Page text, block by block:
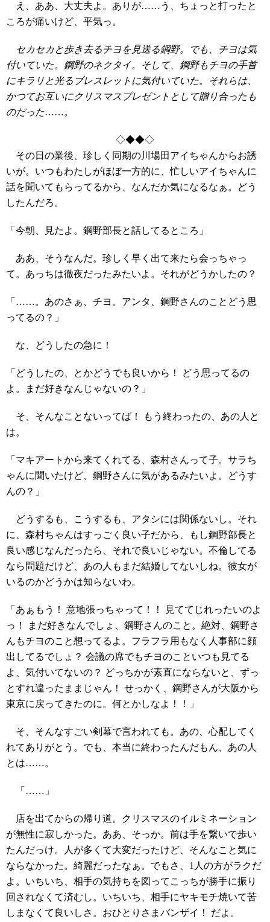
え、ああ、大丈夫よ。ありが……う、ちょっと打ったと
ころが痛いけど、平気っ。
セカセカと歩き去るチヨを見送る鋼野。でも、チヨは気
付いていた。鋼野のネクタイ。そして、鋼野もチヨの手首
にキラリと光るブレスレットに気付いていた。それらは、
かつてお互いにクリスマスプレゼントとして贈り合ったも
のだった……。
◇◆◆◇
その日の業後、珍しく同期の川場田アイちゃんからお誘
いが。いつもわたしがほぼ一方的に、忙しいアイちゃんに
話を聞いてもらってるから、なんだか気になるなぁ。どう
したんだろ。
「今朝、見たよ。鋼野部長と話してるところ」
ああ、そうなんだ。珍しく早く出て来たら会っちゃっ
て。あっちは徹夜だったみたいよ。それがどうかしたの？
「……。あのさぁ、チヨ。アンタ、鋼野さんのことどう思
ってるの？」
な、どうしたの急に！
「どうしたの、とかどうでも良いから！ どう思ってるの
よ。まだ好きなんじゃないの？」
そ、そんなことないってば！ もう終わったの、あの人と
は。
「マキアートから来てくれてる、森村さんって子。サラち
ゃんに聞いたけど、鋼野さんに気があるみたいよ。どうす
んの？」
どうするも、こうするも、アタシには関係ないし。それ
に、森村ちゃんはすっごく良い子だから、もし鋼野部長と
良い感じなんだったら、それで良いじゃない。不倫してる
なら問題だけど、あの人もまだ結婚してないしね。彼女が
いるのかどうかは知らないわ。
「あぁもう！ 意地張っちゃって！！ 見ててじれったいのよ
っ！ まだ好きなんでしょ、鋼野さんのこと。絶対、鋼野さ
んもチヨのこと想ってるよ。フラフラ用もなく人事部に顔
出してるでしょ？ 会議の席でもチヨのこといつも見てる
よ、気付いてないの？ どっちかが素直にならないと、ずっ
とすれ違ったままじゃん！ せっかく、鋼野さんが大阪から
東京に戻ってきたのに。何とかしなよ！！」
そ、そんなすごい剣幕で言われても。あの、心配してく
れてありがとう。でも、本当に終わったんだもん、あの人
とは……。
「……」
店を出てからの帰り道。クリスマスのイルミネーション
が無性に寂しかった。ああ、そっか。前は手を繋いで歩い
たんだっけ。人が多くて大変だったけど、そんなこと気に
ならなかった。綺麗だったなぁ。でもさ、1人の方がラクだ
よ。いちいち、相手の気持ちを図ってこっちが勝手に振り
回されなくて済むし。いちいち、相手にヤキモチ焼いて苦
しまなくて良いしさ。おひとりさまバンザイ！ だよ。